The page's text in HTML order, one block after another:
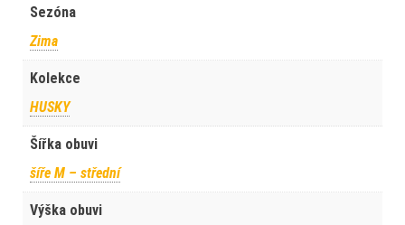
Sezóna
Zima
Kolekce
HUSKY
Šířka obuvi
šíře M – střední
Výška obuvi